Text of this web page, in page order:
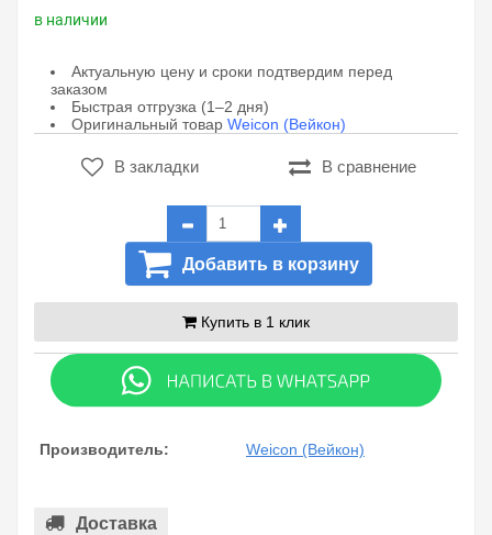
в наличии
Актуальную цену и сроки подтвердим перед
заказом
Быстрая отгрузка (1–2 дня)
Оригинальный товар Weicon (Вейкон)
В закладки В сравнение
Добавить в корзину
Купить в 1 клик
Производитель: Weicon (Вейкон)
Доставка